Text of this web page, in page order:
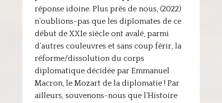
réponse idoine. Plus près de nous, (2022)
n’oublions-pas que les diplomates de ce
début de XXIe siècle ont avalé, parmi
d’autres couleuvres et sans coup férir, la
réforme/dissolution du corps
diplomatique décidée par Emmanuel
Macron, le Mozart de la diplomatie ! Par
ailleurs, souvenons-nous que l’Histoire